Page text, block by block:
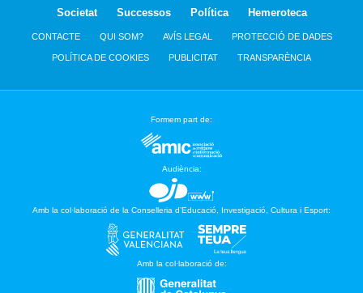
Societat
Successos Política Hemeroteca
CONTACTE QUI SOM? AVÍS LEGAL PROTECCIÓ DE DADES
POLÍTICA DE COOKIES PUBLICITAT TRANSPARÈNCIA
Formem part de:
Audiència:
Amb la col·laboració de la Conselleria d’Educació, Investigació, Cultura i Esport:
Amb la col·laboració de: